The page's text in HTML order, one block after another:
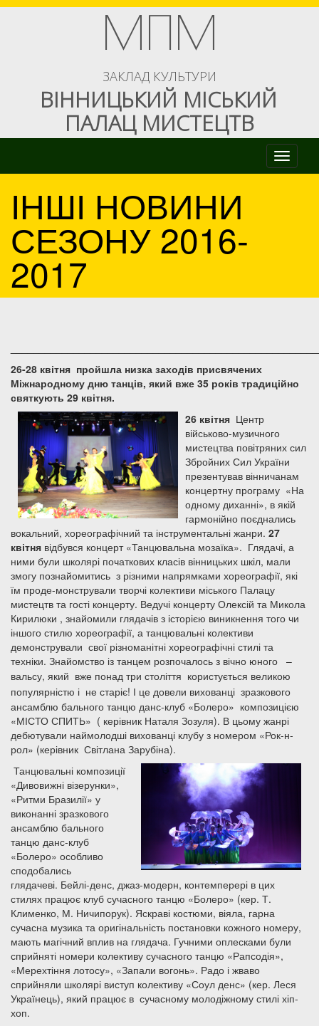
МПМ
ЗАКЛАД КУЛЬТУРИ
ВІННИЦЬКИЙ МІСЬКИЙ
ПАЛАЦ МИСТЕЦТВ
Toggle
ІНШІ НОВИНИ
СЕЗОНУ 2016-
2017
26-28 квітня пройшла низка заходів присвячених
Міжнародному дню танців, який вже 35 років традиційно
святкують 29 квітня.
26 квітня Центр
військово-музичного
мистецтва повітряних сил
Збройних Сил України
презентував вінничанам
концертну програму «На
одному диханні», в якій
гармонійно поєднались
вокальний, хореографічний та інструментальні жанри. 27
квітня відбувся концерт «Танцювальна мозаїка». Глядачі, а
ними були школярі початкових класів вінницьких шкіл, мали
змогу познайомитись з різними напрямками хореографії, які
їм проде-монстрували творчі колективи міського Палацу
мистецтв та гості концерту. Ведучі концерту Олексій та Микола
Кирилюки , знайомили глядачів з історією виникнення того чи
іншого стилю хореографії, а танцювальні колективи
демонстрували свої різноманітні хореографічні стилі та
техніки. Знайомство із танцем розпочалось з вічно юного –
вальсу, який вже понад три століття користується великою
популярністю і не старіє! І це довели вихованці зразкового
ансамблю бального танцю данс-клуб «Болеро» композицією
«МІСТО СПИТЬ» ( керівник Наталя Зозуля). В цьому жанрі
дебютували наймолодші вихованці клубу з номером «Рок-н-
рол» (керівник Світлана Зарубіна).
Танцювальні композиції
«Дивовижні візерунки»,
«Ритми Бразилії» у
виконанні зразкового
ансамблю бального
танцю данс-клуб
«Болеро» особливо
сподобались
глядачеві. Бейлі-денс, джаз-модерн, контемперері в цих
стилях працює клуб сучасного танцю «Болеро» (кер. Т.
Клименко, М. Ничипорук). Яскраві костюми, віяла, гарна
сучасна музика та оригінальність постановки кожного номеру,
мають магічний вплив на глядача. Гучними оплесками були
сприйняті номери колективу сучасного танцю «Рапсодія»,
«Мерехтіння лотосу», «Запали вогонь». Радо і жваво
сприйняли школярі виступ колективу «Соул денс» (кер. Леся
Українець), який працює в сучасному молодіжному стилі хіп-
хоп.